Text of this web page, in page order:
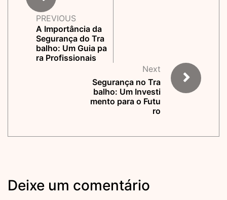
PREVIOUS
A Importância da
Segurança do Tra
balho: Um Guia pa
ra Profissionais
Next
Segurança no Tra
balho: Um Investi
mento para o Futu
ro
Deixe um comentário